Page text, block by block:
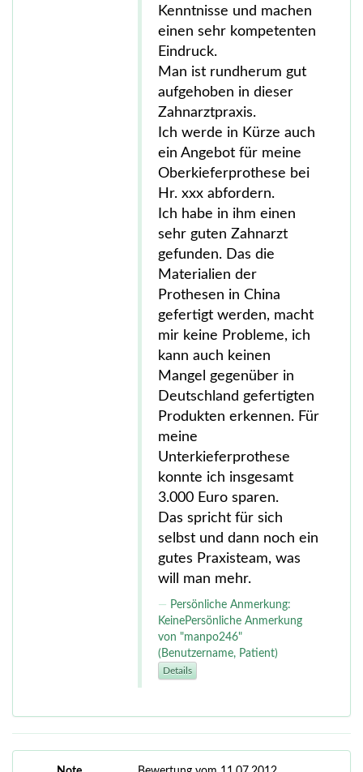
Kenntnisse und machen
einen sehr kompetenten
Eindruck.
Man ist rundherum gut
aufgehoben in dieser
Zahnarztpraxis.
Ich werde in Kürze auch
ein Angebot für meine
Oberkieferprothese bei
Hr. xxx abfordern.
Ich habe in ihm einen
sehr guten Zahnarzt
gefunden. Das die
Materialien der
Prothesen in China
gefertigt werden, macht
mir keine Probleme, ich
kann auch keinen
Mangel gegenüber in
Deutschland gefertigten
Produkten erkennen. Für
meine
Unterkieferprothese
konnte ich insgesamt
3.000 Euro sparen.
Das spricht für sich
selbst und dann noch ein
gutes Praxisteam, was
will man mehr.
Persönliche Anmerkung:
KeinePersönliche Anmerkung
von "manpo246"
(Benutzername, Patient)
Details